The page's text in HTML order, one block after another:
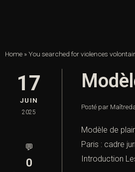
Home »You searched for violences
17
JUIN
2025
💬
0
Posté par Maître
Modèle de
Paris : cadre
Introduction